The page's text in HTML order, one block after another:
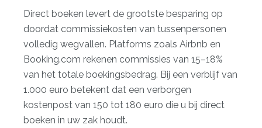
Direct boeken levert de grootste besparing op
doordat commissiekosten van tussenpersonen
volledig wegvallen. Platforms zoals Airbnb en
Booking.com rekenen commissies van 15–18%
van het totale boekingsbedrag. Bij een verblijf van
1.000 euro betekent dat een verborgen
kostenpost van 150 tot 180 euro die u bij direct
boeken in uw zak houdt.